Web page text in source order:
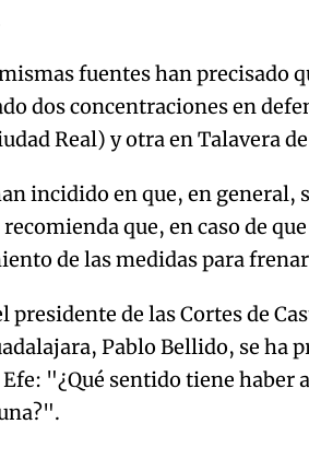
fuentes han precisado
dos concentraciones en
Real) y otra en Talavera
incidido en que, en general,
que, en caso de
de las medidas para
presidente de las Cortes de
Pablo Bellido, se
"¿Qué sentido tiene